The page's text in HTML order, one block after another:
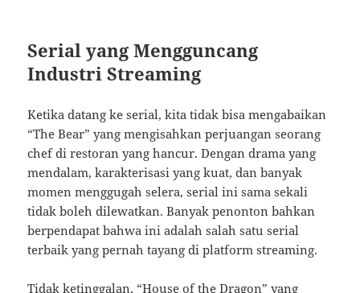
Serial yang Mengguncang
Industri Streaming
Ketika datang ke serial, kita tidak bisa mengabaikan
“The Bear” yang mengisahkan perjuangan seorang
chef di restoran yang hancur. Dengan drama yang
mendalam, karakterisasi yang kuat, dan banyak
momen menggugah selera, serial ini sama sekali
tidak boleh dilewatkan. Banyak penonton bahkan
berpendapat bahwa ini adalah salah satu serial
terbaik yang pernah tayang di platform streaming.
Tidak ketinggalan, “House of the Dragon” yang